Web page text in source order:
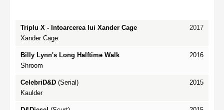
2017
Triplu X - Intoarcerea lui Xander Cage
Xander Cage
2016
Billy Lynn's Long Halftime Walk
Shroom
2015
CelebriD&D (Serial)
Kaulder